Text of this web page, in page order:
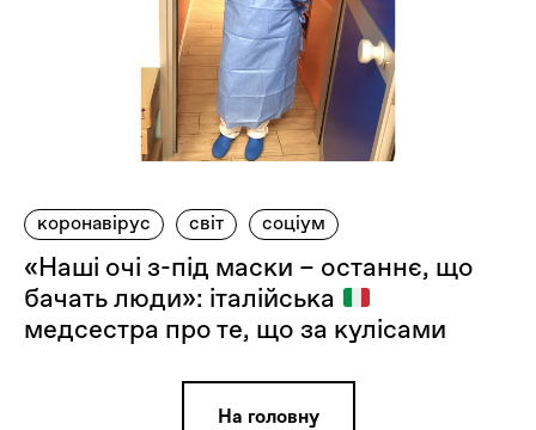
коронавірус світ соціум
«Наші очі з-під маски – останнє, що
бачать люди»: італійська
медсестра про те, що за кулісами
На головну